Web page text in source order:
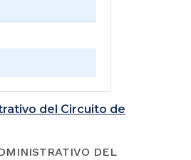
del Circuito de
DEL